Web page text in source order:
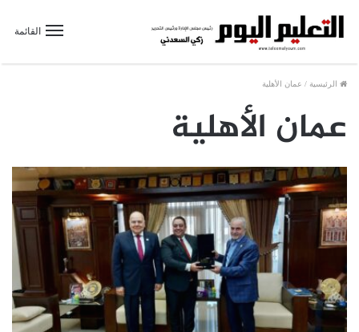
القائمة
الرئيسية / عمان الأهلية
عمان الأهلية